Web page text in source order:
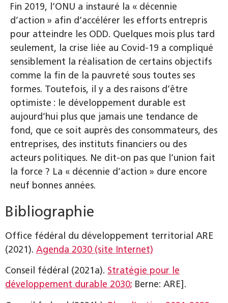
Fin 2019, l’ONU a instauré la « décennie
d’action » afin d’accélérer les efforts entrepris
pour atteindre les ODD. Quelques mois plus tard
seulement, la crise liée au Covid-19 a compliqué
sensiblement la réalisation de certains objectifs
comme la fin de la pauvreté sous toutes ses
formes. Toutefois, il y a des raisons d’être
optimiste : le développement durable est
aujourd’hui plus que jamais une tendance de
fond, que ce soit auprès des consommateurs, des
entreprises, des instituts financiers ou des
acteurs politiques. Ne dit-on pas que l’union fait
la force ? La « décennie d’action » dure encore
neuf bonnes années.
Bibliographie
Office fédéral du développement territorial ARE
(2021). Agenda 2030 (site Internet)
Conseil fédéral (2021a). Stratégie pour le
développement durable 2030; Berne: ARE].